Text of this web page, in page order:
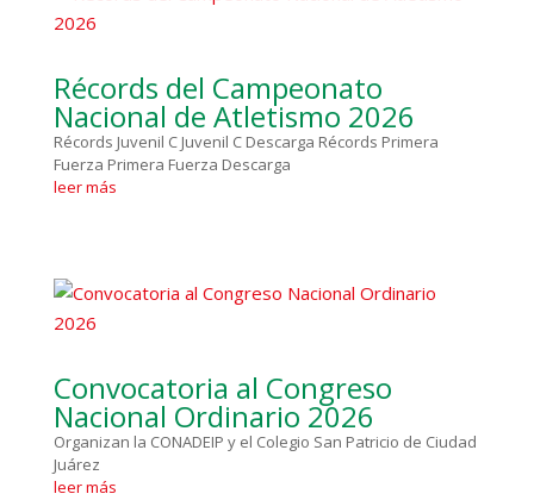
Récords del Campeonato
Nacional de Atletismo 2026
Récords Juvenil C Juvenil C Descarga Récords Primera
Fuerza Primera Fuerza Descarga
leer más
Convocatoria al Congreso
Nacional Ordinario 2026
Organizan la CONADEIP y el Colegio San Patricio de Ciudad
Juárez
leer más